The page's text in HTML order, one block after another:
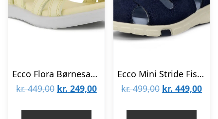
Ecco Flora Børnesandal
kr.449,00 Den
kr. 249,00Den
Ecco Mini Stride Fisherman Børnesandal, night sky
kr.499,00 Den
kr. 449,00Den